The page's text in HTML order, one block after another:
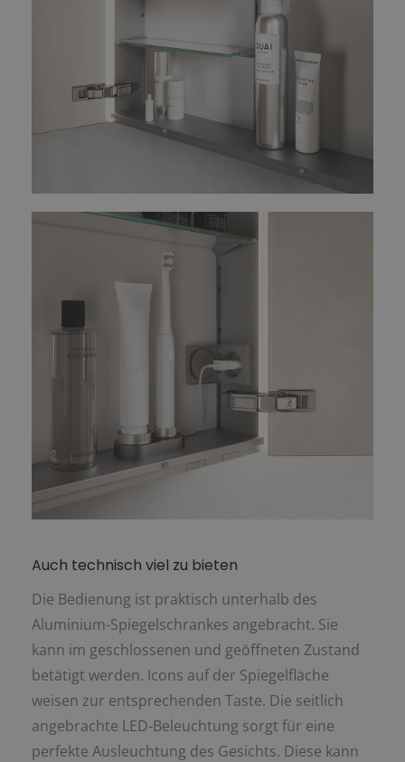
Auch technisch viel zu bieten
Die Bedienung ist praktisch unterhalb des
Aluminium-Spiegelschrankes angebracht. Sie
kann im geschlossenen und geöffneten Zustand
betätigt werden. Icons auf der Spiegelfläche
weisen zur entsprechenden Taste. Die seitlich
angebrachte LED-Beleuchtung sorgt für eine
perfekte Ausleuchtung des Gesichts. Diese kann